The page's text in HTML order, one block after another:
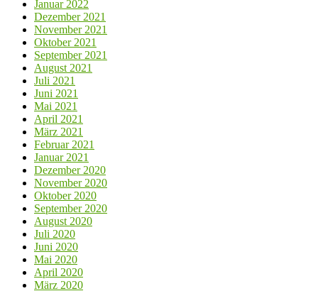
Januar 2022
Dezember 2021
November 2021
Oktober 2021
September 2021
August 2021
Juli 2021
Juni 2021
Mai 2021
April 2021
März 2021
Februar 2021
Januar 2021
Dezember 2020
November 2020
Oktober 2020
September 2020
August 2020
Juli 2020
Juni 2020
Mai 2020
April 2020
März 2020